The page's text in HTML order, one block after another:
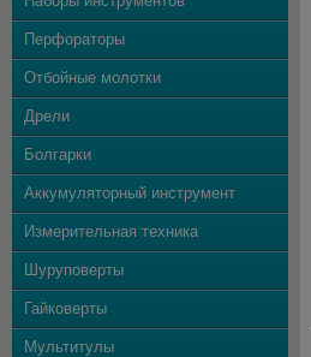
Перфораторы
Отбойные молотки
Дрели
Болгарки
Аккумуляторный инструмент
Измерительная техника
Шуруповерты
Гайковерты
Мультитулы